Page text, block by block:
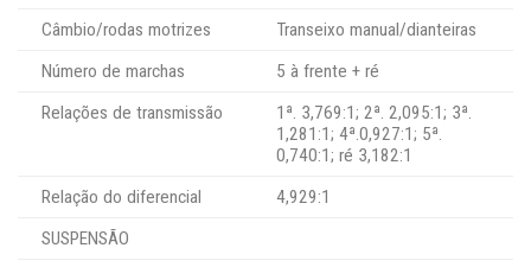
Câmbio/rodas motrizes
Transeixo manual/dianteiras
Número de marchas
5 à frente + ré
Relações de transmissão
1ª. 3,769:1; 2ª. 2,095:1; 3ª.
1,281:1; 4ª.0,927:1; 5ª.
0,740:1; ré 3,182:1
Relação do diferencial
4,929:1
SUSPENSÃO